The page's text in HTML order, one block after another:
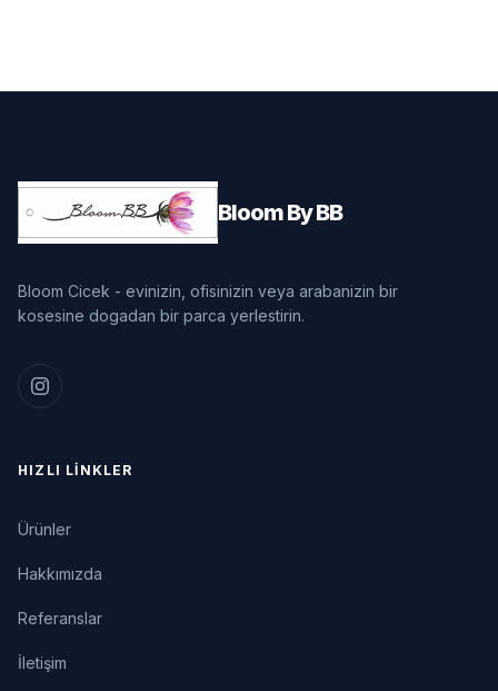
Bloom By BB
Bloom Cicek - evinizin, ofisinizin veya arabanizin bir
kosesine dogadan bir parca yerlestirin.
HIZLI LINKLER
Ürünler
Hakkımızda
Referanslar
İletişim